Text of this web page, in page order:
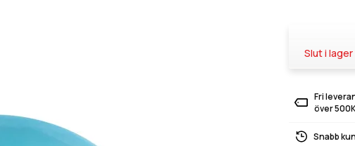
Slut i lager
Fri
över
Snabb